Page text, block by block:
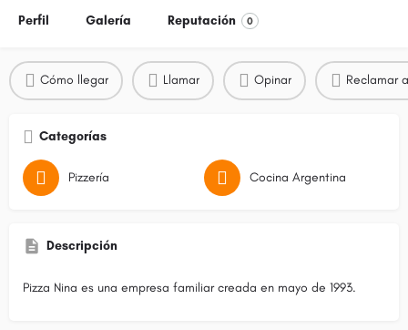
Perfil Galería Reputación 0
Cómo llegar Llamar Opinar Reclamar
Categorías
Pizzería Cocina Argentina
Descripción
Pizza Nina es una empresa familiar creada en mayo de 1993.